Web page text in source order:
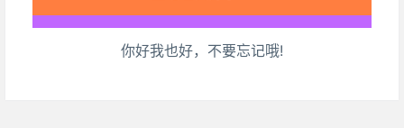
生活也美好了！
心情也舒畅了！
你好我也好，不要忘记哦!